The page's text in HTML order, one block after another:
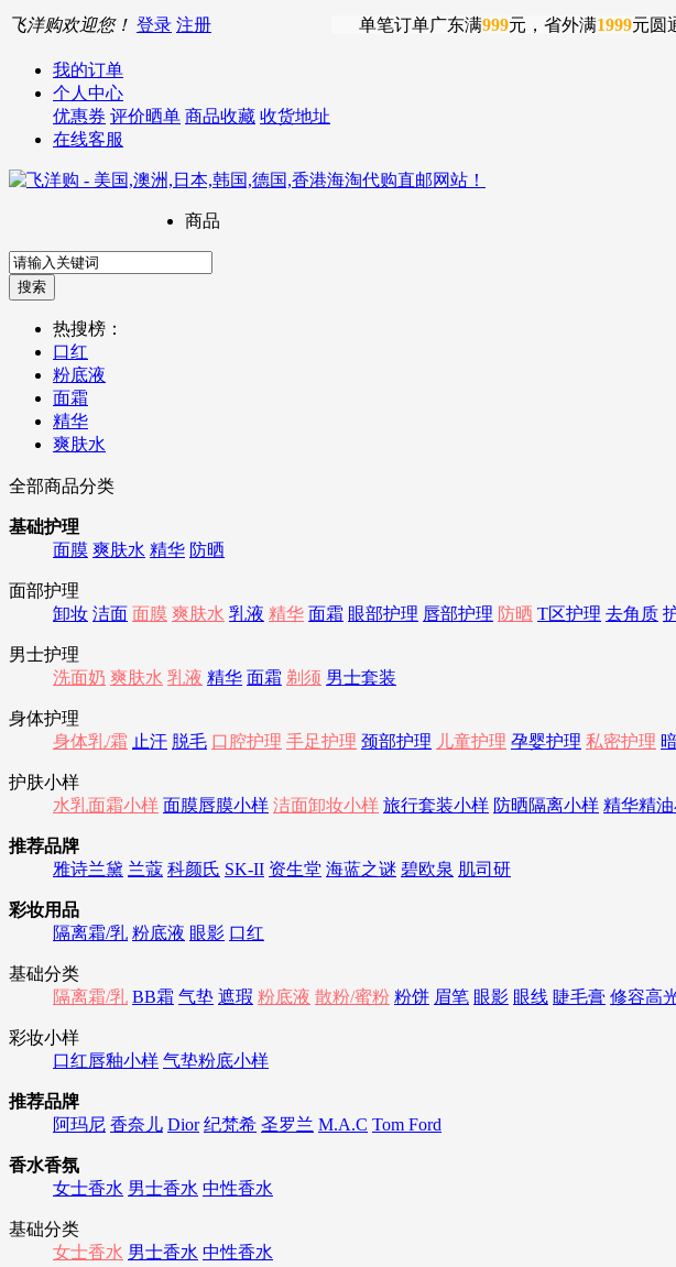
飞洋购欢迎您！ 登录 注册 单笔订单广东满999元，省外满1999元圆
我的订单
个人中心
优惠券 评价晒单 商品收藏 收货地址
在线客服
商品
热搜榜：
口红
粉底液
面霜
精华
爽肤水
全部商品分类
基础护理
面膜 爽肤水 精华 防晒
面部护理
卸妆 洁面 面膜 爽肤水 乳液 精华 面霜 眼部护理 唇部护理 防晒 T区护理 去角质
男士护理
洗面奶 爽肤水 乳液 精华 面霜 剃须 男士套装
身体护理
身体乳/霜 止汗 脱毛 口腔护理 手足护理 颈部护理 儿童护理 孕婴护理 私密护理
护肤小样
水乳面霜小样 面膜唇膜小样 洁面卸妆小样 旅行套装小样 防晒隔离小样 精华精
推荐品牌
雅诗兰黛 兰蔻 科颜氏 SK-II 资生堂 海蓝之谜 碧欧泉 肌司研
彩妆用品
隔离霜/乳 粉底液 眼影 口红
基础分类
隔离霜/乳 BB霜 气垫 遮瑕 粉底液 散粉/蜜粉 粉饼 眉笔 眼影 眼线 睫毛膏 修容高
彩妆小样
口红唇釉小样 气垫粉底小样
推荐品牌
阿玛尼 香奈儿 Dior 纪梵希 圣罗兰 M.A.C Tom Ford
香水香氛
女士香水 男士香水 中性香水
基础分类
女士香水 男士香水 中性香水